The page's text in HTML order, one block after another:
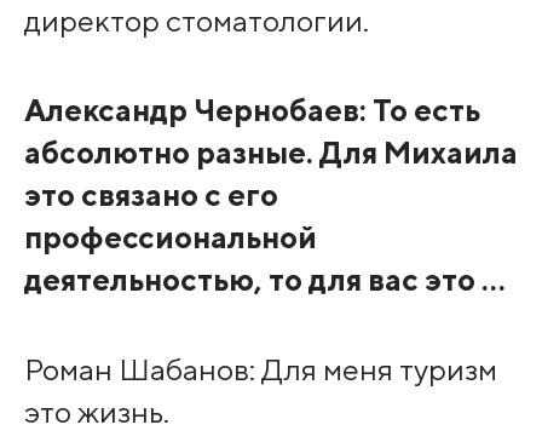
директор стоматологии.
Александр Чернобаев: То есть
абсолютно разные. Для Михаила
это связано с его
профессиональной
деятельностью, то для вас это …
Роман Шабанов: Для меня туризм
это жизнь.